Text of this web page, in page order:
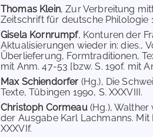
Thomas Klein, Zur Verbreitung
Zeitschrift für deutsche Philologie
Gisela Kornrumpf, Konturen der
Aktualisierungen wieder in: dies.,
Überlieferung, Formtraditionen,
mit Anm. 47-53 [bzw. S. 190f. mit
Max Schiendorfer (Hg.), Die
Texte, Tübingen 1990, S. XXXVIII.
Christoph Cormeau (Hg.),
der Ausgabe Karl Lachmanns.
XXXVIf.